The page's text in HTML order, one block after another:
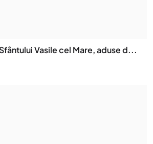
Vasile cel Mare, aduse d...